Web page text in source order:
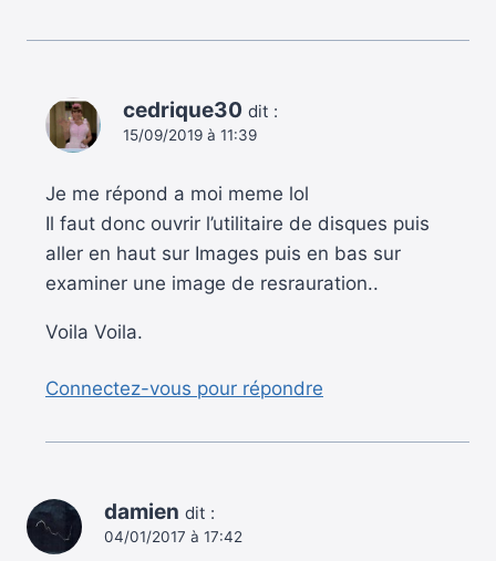
cedrique30 dit :
15/09/2019 à 11:39
Je me répond a moi meme lol
Il faut donc ouvrir l’utilitaire de disques puis
aller en haut sur Images puis en bas sur
examiner une image de resrauration..
Voila Voila.
Connectez-vous pour répondre
damien dit :
04/01/2017 à 17:42